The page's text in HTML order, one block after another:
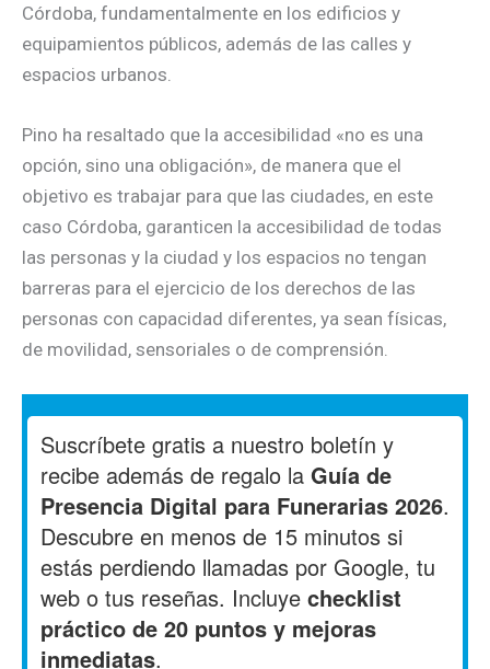
Córdoba, fundamentalmente en los edificios y
equipamientos públicos, además de las calles y
espacios urbanos.
Pino ha resaltado que la accesibilidad «no es una
opción, sino una obligación», de manera que el
objetivo es trabajar para que las ciudades, en este
caso Córdoba, garanticen la accesibilidad de todas
las personas y la ciudad y los espacios no tengan
barreras para el ejercicio de los derechos de las
personas con capacidad diferentes, ya sean físicas,
de movilidad, sensoriales o de comprensión.